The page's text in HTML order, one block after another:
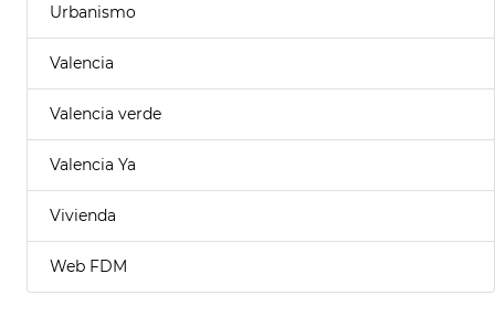
Urbanismo
Valencia
Valencia verde
Valencia Ya
Vivienda
Web FDM